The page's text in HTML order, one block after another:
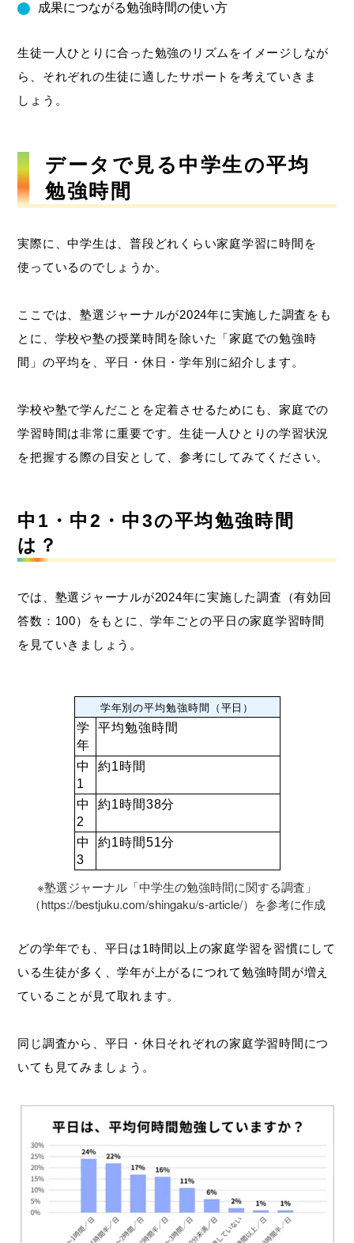
成果につながる勉強時間の使い方
生徒一人ひとりに合った勉強のリズムをイメージしなが
ら、それぞれの生徒に適したサポートを考えていきま
しょう。
データで見る中学生の平均
勉強時間
実際に、中学生は、普段どれくらい家庭学習に時間を
使っているのでしょうか。
ここでは、塾選ジャーナルが2024年に実施した調査をも
とに、学校や塾の授業時間を除いた「家庭での勉強時
間」の平均を、平日・休日・学年別に紹介します。
学校や塾で学んだことを定着させるためにも、家庭での
学習時間は非常に重要です。生徒一人ひとりの学習状況
を把握する際の目安として、参考にしてみてください。
中1・中2・中3の平均勉強時間
は？
では、塾選ジャーナルが2024年に実施した調査（有効回
答数：100）をもとに、学年ごとの平日の家庭学習時間
を見ていきましょう。
学年別の平均勉強時間（平日）
学
年
平均勉強時間
中
1
約1時間
中
2
約1時間38分
中
3
約1時間51分
※塾選ジャーナル「中学生の勉強時間に関する調査」
（https://bestjuku.com/shingaku/s-article/）を参考に作成
どの学年でも、平日は1時間以上の家庭学習を習慣にして
いる生徒が多く、学年が上がるにつれて勉強時間が増え
ていることが見て取れます。
同じ調査から、平日・休日それぞれの家庭学習時間につ
いても見てみましょう。